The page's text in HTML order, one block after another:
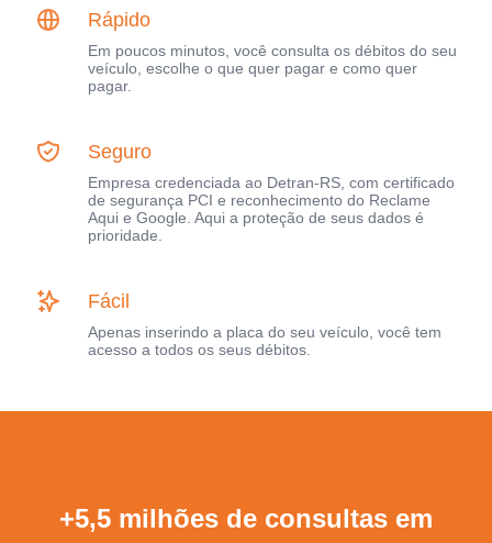
Rápido
Em poucos minutos, você consulta os débitos do seu
veículo, escolhe o que quer pagar e como quer
pagar.
Seguro
Empresa credenciada ao Detran-RS, com certificado
de segurança PCI e reconhecimento do Reclame
Aqui e Google. Aqui a proteção de seus dados é
prioridade.
Fácil
Apenas inserindo a placa do seu veículo, você tem
acesso a todos os seus débitos.
+5,5 milhões de consultas em